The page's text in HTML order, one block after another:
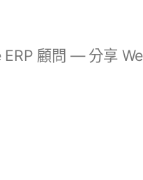
顧問 — 分享